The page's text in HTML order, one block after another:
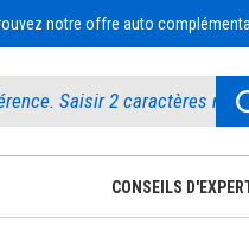
notre offre auto
CONSEILS